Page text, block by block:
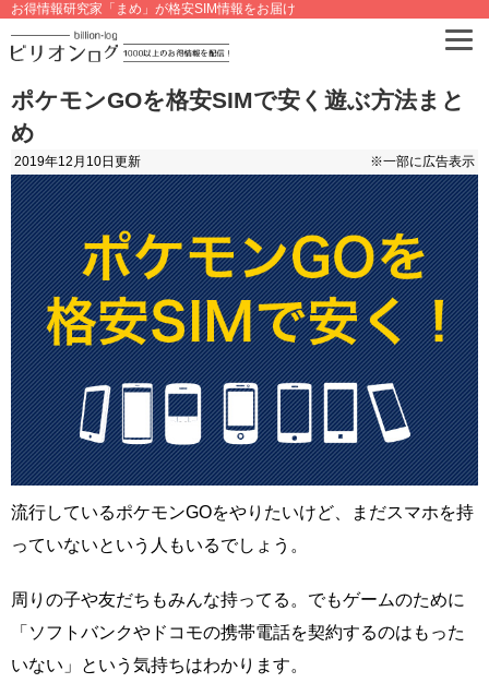
お得情報研究家「まめ」が格安SIM情報をお届け
ポケモンGOを格安SIMで安く遊ぶ方法まと
め
2019年12月10日 更新 ※一部に広告表示
流行しているポケモンGOをやりたいけど、まだスマホを持
っていないという人もいるでしょう。
周りの子や友だちもみんな持ってる。でもゲームのために
「ソフトバンクやドコモの携帯電話を契約するのはもった
いない」という気持ちはわかります。